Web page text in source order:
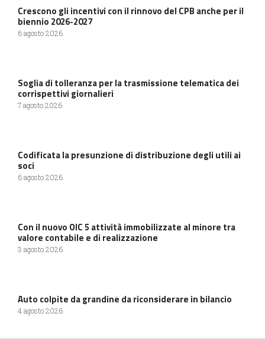
Crescono gli incentivi con il rinnovo del CPB anche per il
biennio 2026-2027
6 agosto 2026
Soglia di tolleranza per la trasmissione telematica dei
corrispettivi giornalieri
7 agosto 2026
Codificata la presunzione di distribuzione degli utili ai
soci
6 agosto 2026
Con il nuovo OIC 5 attività immobilizzate al minore tra
valore contabile e di realizzazione
3 agosto 2026
Auto colpite da grandine da riconsiderare in bilancio
4 agosto 2026